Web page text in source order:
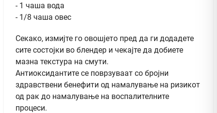
- 1 чаша вода
- 1/8 чаша овес
Секако, измијте го овошјето пред да ги додадете
сите состојки во блендер и чекајте да добиете
мазна текстура на смути.
Антиоксидантите се поврзуваат со бројни
здравствени бенефити од намалување на ризикот
од рак до намалување на воспалителните
процеси.